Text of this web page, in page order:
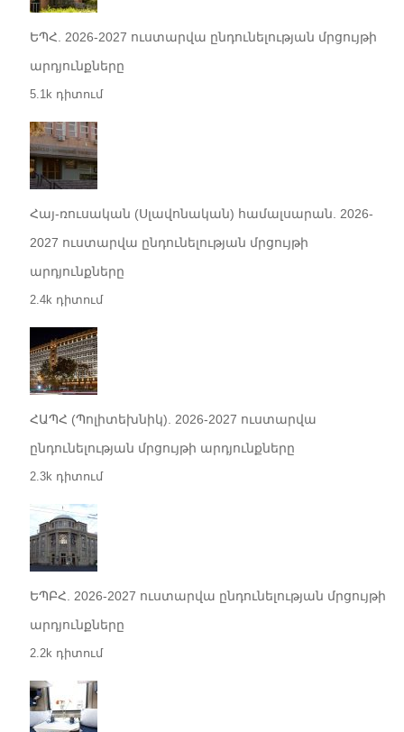
ԵՊՀ. 2026-2027 ուստարվա ընդունելության մրցույթի
արդյունքները
5.1k դիտում
Հայ-ռուսական (Սլավոնական) համալսարան. 2026-
2027 ուստարվա ընդունելության մրցույթի
արդյունքները
2.4k դիտում
ՀԱՊՀ (Պոլիտեխնիկ). 2026-2027 ուստարվա
ընդունելության մրցույթի արդյունքները
2.3k դիտում
ԵՊԲՀ. 2026-2027 ուստարվա ընդունելության մրցույթի
արդյունքները
2.2k դիտում